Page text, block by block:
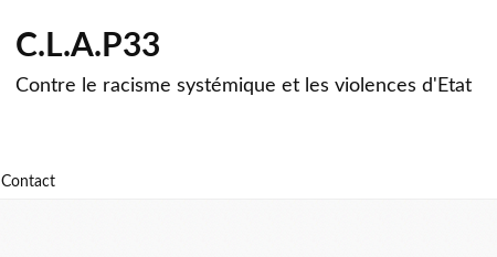
C.L.A.P33
Contre le racisme systémique et les violences d'Etat
Contact